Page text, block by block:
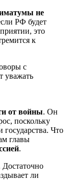
не
РФ будет
это
к
с
уважать
от войны. Он
поскольку
Что
главы
.
Достаточно
ли